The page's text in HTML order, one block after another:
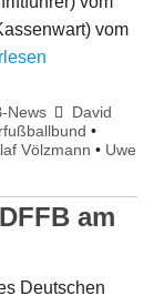
vom
News
David
•
Völzmann • Uwe
am
Deutschen